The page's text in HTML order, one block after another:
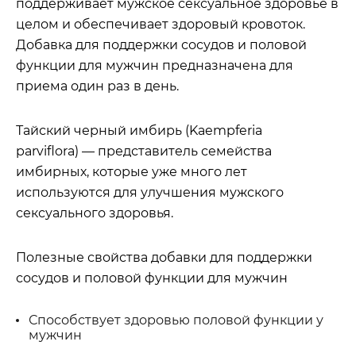
поддерживает мужское сексуальное здоровье в
целом и обеспечивает здоровый кровоток.
Добавка для поддержки сосудов и половой
функции для мужчин предназначена для
приема один раз в день.
Тайский черный имбирь (Kaempferia
parviflora) — представитель семейства
имбирных, которые уже много лет
используются для улучшения мужского
сексуального здоровья.
Полезные свойства добавки для поддержки
сосудов и половой функции для мужчин
Способствует здоровью половой функции у
мужчин